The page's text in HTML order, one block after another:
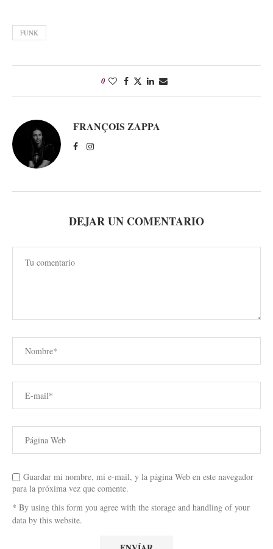
FUNK
0
FRANÇOIS ZAPPA
DEJAR UN COMENTARIO
Guardar mi nombre, mi e-mail, y la página Web en este navegador
para la próxima vez que comente.
* By using this form you agree with the storage and handling of your
data by this website.